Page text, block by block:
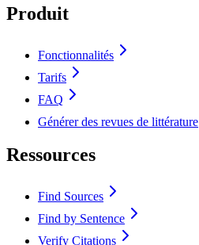
Produit
Fonctionnalités
Tarifs
FAQ
Générer des revues de littérature
Ressources
Find Sources
Find by Sentence
Verify Citations